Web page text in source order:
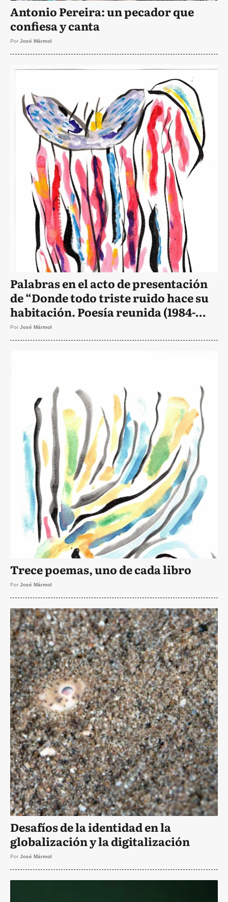
Antonio Pereira: un pecador que
confiesa y canta
Por José Mármol
Palabras en el acto de presentación
de “Donde todo triste ruido hace su
habitación. Poesía reunida (1984-
2019)”
Por José Mármol
Trece poemas, uno de cada libro
Por José Mármol
Desafíos de la identidad en la
globalización y la digitalización
Por José Mármol